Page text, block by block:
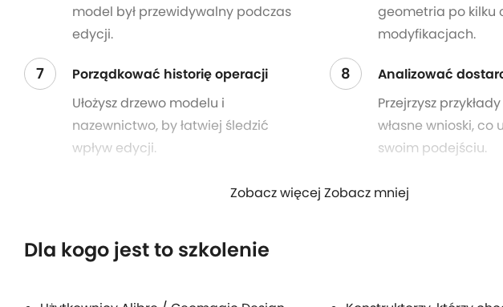
model był przewidywalny podczas
edycji.
geometria po kilku
modyfikacjach.
7
Porządkować historię operacji
Ułożysz drzewo modelu i
nazewnictwo, by łatwiej śledzić
wpływ edycji.
8
Analizować
Przejrzysz
własne wnioski, co
swoim podejściu.
Zobacz więcej Zobacz mniej
Dla kogo jest to szkolenie